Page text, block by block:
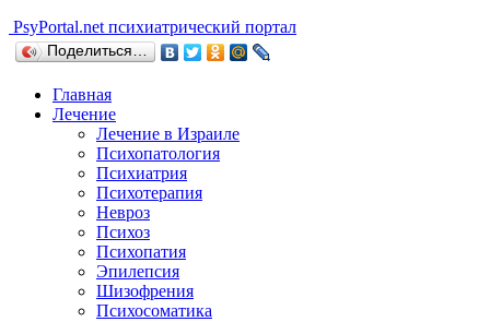
PsyPortal.net психиатрический портал
Поделиться…
Главная
Лечение
Лечение в Израиле
Психопатология
Психиатрия
Психотерапия
Невроз
Психоз
Психопатия
Эпилепсия
Шизофрения
Психосоматика